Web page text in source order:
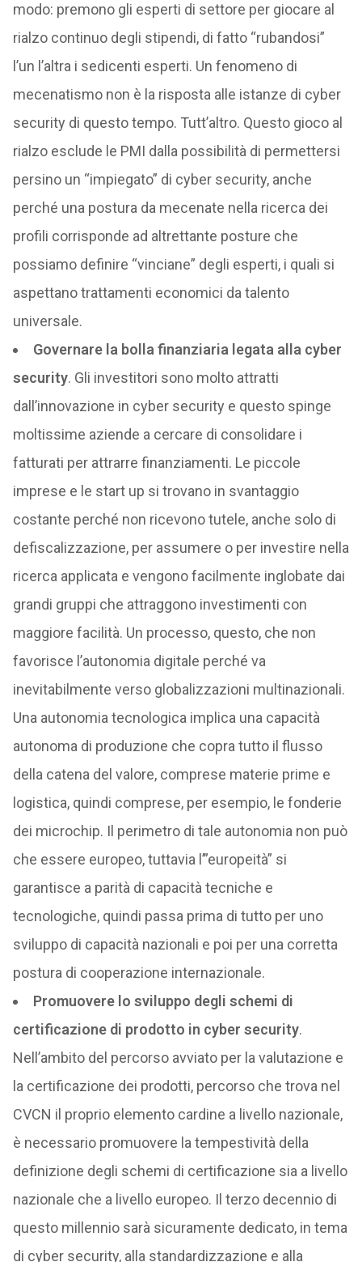
modo: premono gli esperti di settore per giocare al
rialzo continuo degli stipendi, di fatto “rubandosi”
l’un l’altra i sedicenti esperti. Un fenomeno di
mecenatismo non è la risposta alle istanze di cyber
security di questo tempo. Tutt’altro. Questo gioco al
rialzo esclude le PMI dalla possibilità di permettersi
persino un “impiegato” di cyber security, anche
perché una postura da mecenate nella ricerca dei
profili corrisponde ad altrettante posture che
possiamo definire “vinciane” degli esperti, i quali si
aspettano trattamenti economici da talento
universale.
Governare la bolla finanziaria legata alla cyber
security. Gli investitori sono molto attratti
dall’innovazione in cyber security e questo spinge
moltissime aziende a cercare di consolidare i
fatturati per attrarre finanziamenti. Le piccole
imprese e le start up si trovano in svantaggio
costante perché non ricevono tutele, anche solo di
defiscalizzazione, per assumere o per investire nella
ricerca applicata e vengono facilmente inglobate dai
grandi gruppi che attraggono investimenti con
maggiore facilità. Un processo, questo, che non
favorisce l’autonomia digitale perché va
inevitabilmente verso globalizzazioni multinazionali.
Una autonomia tecnologica implica una capacità
autonoma di produzione che copra tutto il flusso
della catena del valore, comprese materie prime e
logistica, quindi comprese, per esempio, le fonderie
dei microchip. Il perimetro di tale autonomia non può
che essere europeo, tuttavia l’”europeità” si
garantisce a parità di capacità tecniche e
tecnologiche, quindi passa prima di tutto per uno
sviluppo di capacità nazionali e poi per una corretta
postura di cooperazione internazionale.
Promuovere lo sviluppo degli schemi di
certificazione di prodotto in cyber security.
Nell’ambito del percorso avviato per la valutazione e
la certificazione dei prodotti, percorso che trova nel
CVCN il proprio elemento cardine a livello nazionale,
è necessario promuovere la tempestività della
definizione degli schemi di certificazione sia a livello
nazionale che a livello europeo. Il terzo decennio di
questo millennio sarà sicuramente dedicato, in tema
di cyber security, alla standardizzazione e alla